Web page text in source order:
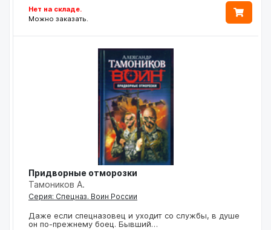
Нет на складе.
Можно заказать.
Придворные отморозки
Тамоников А.
Серия: Спецназ. Воин России
Даже если спецназовец и уходит со службы, в душе
он по-прежнему боец. Бывший…